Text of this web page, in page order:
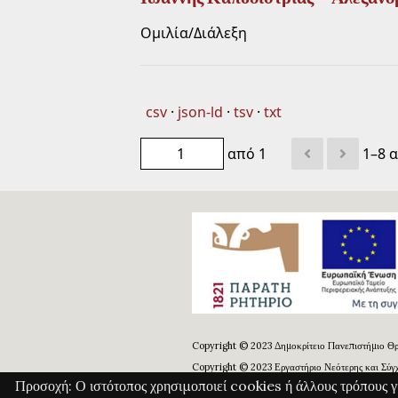
Προσοχή: Ο ιστότοπος χρησιμοποιεί cookies ή άλλους τρόπους
Ομιλία/Διάλεξη
csv json-ld tsv txt
από 1 1–8
Copyright © 2023 Δημοκρίτειο Πανεπιστήμιο
Copyright © 2023 Εργαστήριο Νεότερης και
Copyright © 2023 Παρατηρητήριο για την